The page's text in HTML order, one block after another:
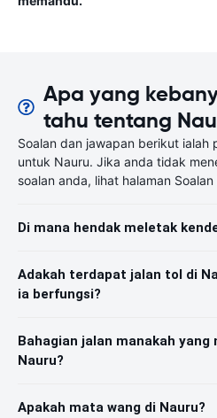
Apa yang
tahu tentang
Soalan dan jawapan berikut ialah
untuk Nauru. Jika anda tidak
soalan anda, lihat halaman
Di mana hendak meletak
Adakah terdapat jalan tol di
ia berfungsi?
Bahagian jalan manakah yang
Nauru?
Apakah mata wang di Nauru?